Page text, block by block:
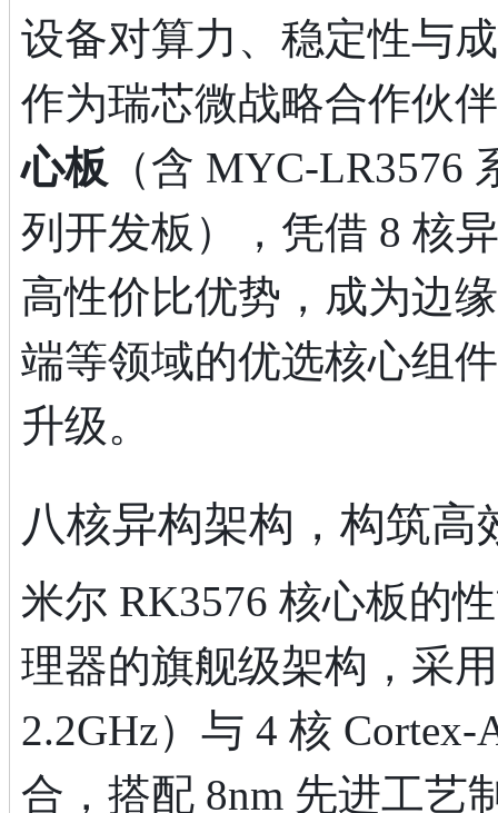
设备对算力、稳定性与
作为瑞芯微战略合作伙
心板 （含 MYC-LR3576
列开发板），凭借 8 核
高性价比优势，成为边
端等领域的优选核心组
升级。
八核异构架构，构筑高
米尔 RK3576 核心板的
理器的旗舰级架构，采
2.2GHz）与 4 核
合，搭配 8nm 先进工艺